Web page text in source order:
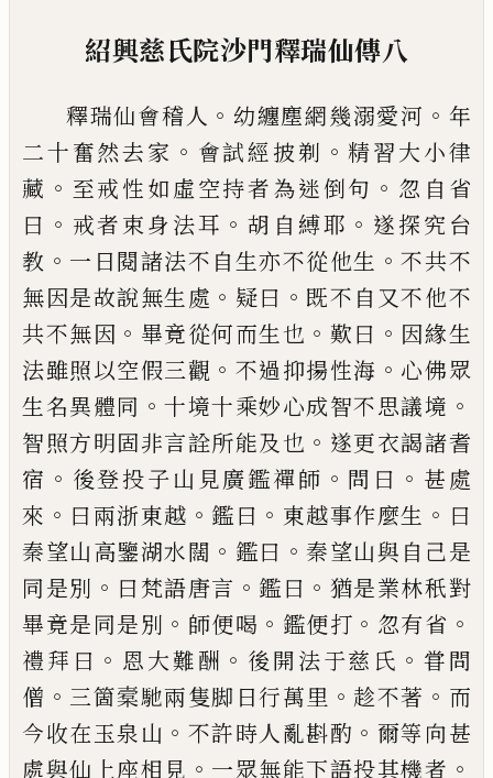
紹興慈氏院沙門釋瑞仙傳八
釋瑞仙會稽人 。 幼纏塵網幾溺愛河 。 年
二十奮然去家 。 會試經披剃 。精習大小律
藏 。 至戒性如虛空持者為迷倒句 。 忽自省
曰 。 戒者束身法耳 。胡自縛耶 。 遂探究台
教 。 一日閱諸法不自生亦不從他生 。不共不
無因是故說無生處 。 疑曰 。 既不自又不他不
共不無因 。 畢竟從何而生也 。 歎曰 。 因緣生
法雖照以空假三觀 。 不過抑揚性海 。 心佛眾
生名異體同 。十境十乘妙心成智不思議境 。
智照方明固非言詮所能及也 。 遂更衣謁諸耆
宿 。 後登投子山見廣鑑禪師 。 問曰 。 甚處
來 。 曰兩浙東越 。 鑑曰 。 東越事作麼生 。 曰
秦望山高鑒湖水闊 。 鑑曰 。秦望山與自己是
同是別 。 曰梵語唐言 。 鑑曰 。 猶是業林秖對
畢竟是同是別 。 師便喝 。 鑑便打 。 忽有省 。
禮拜 曰 。 恩大難酬 。 後開法于慈氏 。 甞問
僧 。 三箇槖馳兩隻脚日行萬里 。 趁不著 。 而
今收在玉泉山 。 不許時人亂斟酌 。 爾等向甚
處與仙 上座相見 。 一眾無能下語投其機者 。